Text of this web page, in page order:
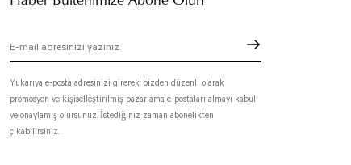
Yukarıya e-posta adresinizi girerek, bizden düzenli olarak
promosyon ve kişiselleştirilmiş pazarlama e-postaları almayı kabul
ve onaylamış olursunuz. İstediğiniz zaman abonelikten
çıkabilirsiniz.